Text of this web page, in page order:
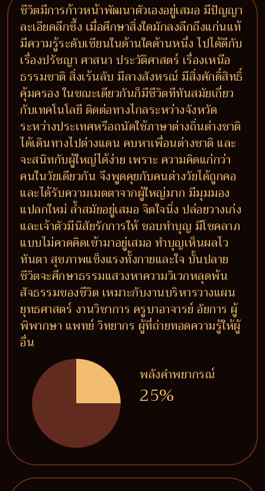
ชีวิตมีการก้าวหน้าพัฒนาตัวเองอยู่เสมอ มีปัญญา
ละเอียดลึกซึ้ง เมื่อศึกษาสิ่งใดมักลงลึกถึงแก่นแท้
มีความรู้ระดับเซียนในด้านใดด้านหนึ่ง ไปได้ดีกับ
เรื่องปรัชญา ศาสนา ประวัติศาสตร์ เรื่องเหนือ
ธรรมชาติ สิ่งเร้นลับ มีลางสังหรณ์ มีสิ่งศักดิ์สิทธิ์
คุ้มครอง ในขณะเดียวกันก็มีชีวิตทีทันสมัยเกี่ยว
กับเทคโนโลยี ติดต่อทางไกลระหว่างจังหวัด
ระหว่างประเทศหรือถนัดใช้ภาษาต่างถิ่นต่างชาติ
ได้เดินทางไปต่างแดน คบหาเพื่อนต่างชาติ และ
จะสนิทกับผู้ใหญ่ได้ง่าย เพราะ ความคิดแก่กว่า
คนในวัยเดียวกัน จึงพูดคุยกับคนต่างวัยได้ถูกคอ
และได้รับความเมตตาจากผู้ใหญ่มาก มีมุมมอง
แปลกใหม่ ล้ำสมัยอยู่เสมอ จิตใจนิ่ง ปล่อยวางเก่ง
และเจ้าตัวมีนิสัยรักการให้ ชอบทำบุญ มีโชคลาภ
แบบไม่คาดคิดเข้ามาอยู่เสมอ ทำบุญเห็นผลไว
ทันตา สุขภาพแข็งแรงทั้งกายและใจ บั้นปลาย
ชีวิตจะศึกษาธรรมแสวงหาความวิเวกหลุดพ้น
สัจธรรมของชีวิต เหมาะกับงานบริหารวางแผน
ยุทธศาสตร์ งานวิชาการ ครูบาอาจารย์ อัยการ ผู้
พิพากษา แพทย์ วิทยากร ผู้ที่ถ่ายทอดความรู้ให้ผู้
อื่น
พลังคำพยากรณ์
25%